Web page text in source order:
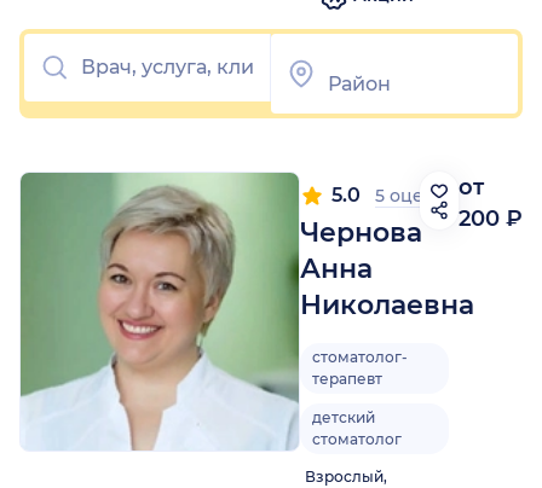
Чернова
Анна
Николаевна
5.0 5 оценок
стоматолог-
терапевт
детский
стоматолог
Взрослый,
от
200 ₽